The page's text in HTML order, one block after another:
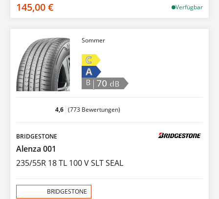
145,00 € Verfügbar
Sommer
C
A
B |70 dB
4,6 (773 Bewertungen)
BRIDGESTONE
Alenza 001
235/55R 18 TL 100 V SLT SEAL
BRIDGESTONE